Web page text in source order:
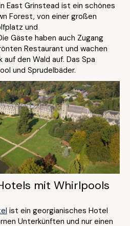
East Grinstead ist ein schönes
Forest, von einer großen
und
Gäste haben auch Zugang
Restaurant und wachen
den Wald auf. Das Spa
und Sprudelbäder.
mit Whirlpools
ist ein georgianisches Hotel
Unterkünften und nur einen